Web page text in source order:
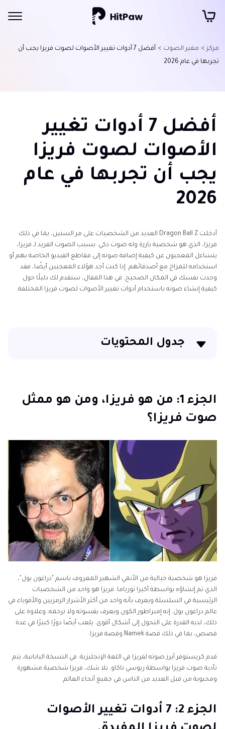
مركز > مغير الصوت >
أفضل 7 أدوات تغيير الأصوات لصوت فريزا يجب أن
تجربها في عام 2026
أفضل 7 أدوات تغيير
الأصوات لصوت فريزا
يجب أن تجربها في عام
2026
أدخلت Dragon Ball Z العديد من الشخصيات على مر السنين، بما في ذلك
فريزا، الذي هو شخصية بارزة وله صوت ذكي. بسبب الصوت الفريد لـ فريزا،
يتساءل المعجبون عن كيفية إضافة صوته إلى مقاطع الفيديو الخاصة بهم أو
استخدامه للمزاح مع أصدقائهم. إذا كنت أحد هؤلاء المعجبين أيضًا، فقد
وجدت نفسك في المكان الصحيح. في هذا المقال، سنقدم لك دليلًا حول
كيفية إنشاء صوته باستخدام أدوات تغيير الأصوات لصوت فريزا المختلفة.
جدول المحتويات
الجزء 2: 7 أدوات تغيير الأصوات لصوت فريزا المفيدة.
الجزء 4: أسئلة شائعة حول أداة تغيير الأصوات لصوت فريزا
الجزء 5. الخُلاصة
الجزء 1: من هو فريزا، ومن هو ممثل
صوت فريزا؟
فريزا هو شخصية خيالية من الأنمي الشهير المعروف باسم "دراغون بول"،
الذي تم إنشاؤه بواسطة أكيرا تورياما. فريزا هو واحد من الشخصيات
الرئيسية في السلسلة ويعرف بأنه واحد من أكثر الأشرار الرمزيين والأقوياء في
عالم دراغون بول. إنه إمبراطور الكون ويعرف بقسوته ولا نرحمه. وعلاوة على
ذلك، لديه القدرة على التحول إلى أشكال أقوى. يلعب أيضًا دورًا كبيرًا في عدة
قصص، بما في ذلك قصة Namek وقصة فريزا.
قدم كريستوفر آيرز صوته لفريزا في اللغة الإنجليزية. في النسخة اليابانية، يتم
تأدية صوت فريزا بواسطة ريوسي ناكاو. بلا شك، فريزا شخصية مشهورة
ومحبوبة من قبل العديد من الناس في جميع أنحاء العالم.
الجزء 2: 7 أدوات تغيير الأصوات